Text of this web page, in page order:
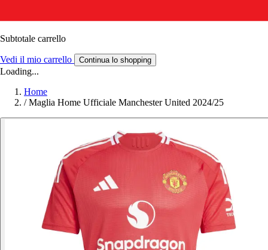
Subtotale carrello
Vedi il mio carrello Continua lo shopping
Loading...
Home
/ Maglia Home Ufficiale Manchester United 2024/25